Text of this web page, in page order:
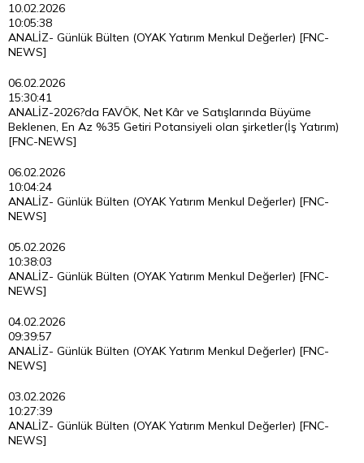
10.02.2026
10:05:38
ANALİZ- Günlük Bülten (OYAK Yatırım Menkul Değerler) [FNC-
NEWS]
06.02.2026
15:30:41
ANALİZ-2026?da FAVÖK, Net Kâr ve Satışlarında Büyüme
Beklenen, En Az %35 Getiri Potansiyeli olan şirketler(İş Yatırım)
[FNC-NEWS]
06.02.2026
10:04:24
ANALİZ- Günlük Bülten (OYAK Yatırım Menkul Değerler) [FNC-
NEWS]
05.02.2026
10:38:03
ANALİZ- Günlük Bülten (OYAK Yatırım Menkul Değerler) [FNC-
NEWS]
04.02.2026
09:39:57
ANALİZ- Günlük Bülten (OYAK Yatırım Menkul Değerler) [FNC-
NEWS]
03.02.2026
10:27:39
ANALİZ- Günlük Bülten (OYAK Yatırım Menkul Değerler) [FNC-
NEWS]